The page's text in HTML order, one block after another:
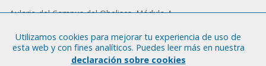
Aulario del Campus del Obelisco. Módulo A
C.P. 35004 Las Palmas de Gran Canaria
Utilizamos cookies para mejorar tu experiencia de uso de
esta web y con fines analíticos. Puedes leer más en nuestra
declaración sobre cookies